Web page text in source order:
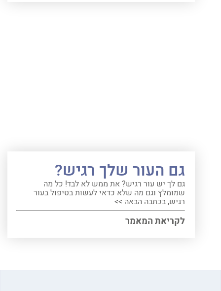
גם העור שלך רגיש?
גם לך יש עור רגיש? את ממש לא לבד! כל מה
שמומלץ וגם מה שלא כדאי לעשות בטיפול בעור
רגיש, בכתבה הבאה >>
לקריאת המאמר